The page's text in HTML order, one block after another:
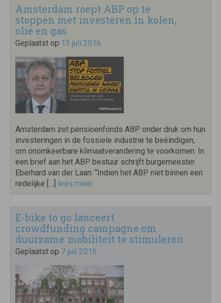
Amsterdam roept ABP op te
stoppen met investeren in kolen,
olie en gas
Geplaatst op 13 juli 2016
Amsterdam zet pensioenfonds ABP onder druk om hun
investeringen in de fossiele industrie te beëindigen,
om onomkeerbare klimaatverandering te voorkomen. In
een brief aan het ABP bestuur schrijft burgemeester
Eberhard van der Laan: “Indien het ABP niet binnen een
redelijke […] lees meer
E-bike to go lanceert
crowdfunding campagne om
duurzame mobiliteit te stimuleren
Geplaatst op 7 juli 2016